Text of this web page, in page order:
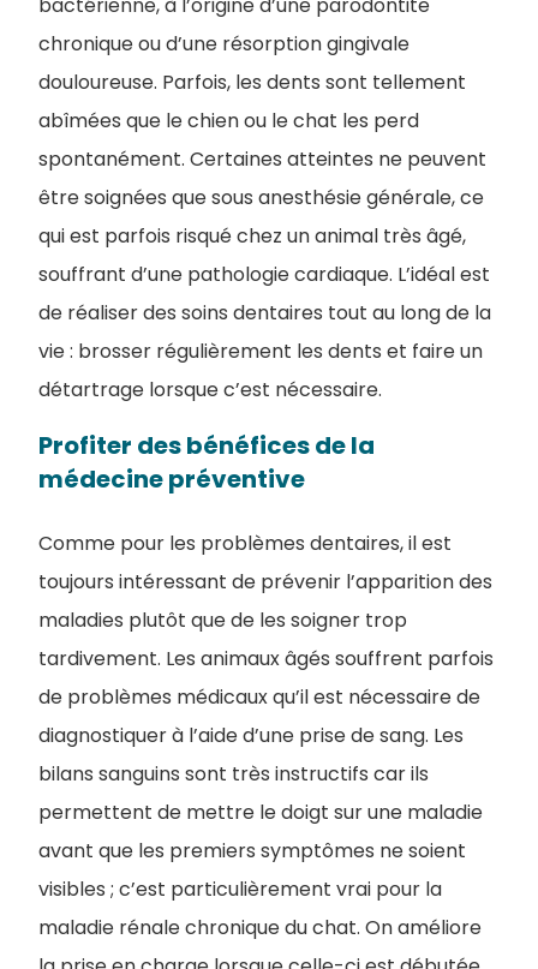
chronique ou d’une résorption gingivale
douloureuse. Parfois, les dents sont tellement
abîmées que le chien ou le chat les perd
spontanément. Certaines atteintes ne peuvent
être soignées que sous anesthésie générale, ce
qui est parfois risqué chez un animal très âgé,
souffrant d’une pathologie cardiaque. L’idéal est
de réaliser des soins dentaires tout au long de la
vie : brosser régulièrement les dents et faire un
détartrage lorsque c’est nécessaire.
Profiter des bénéfices de la
médecine préventive
Comme pour les problèmes dentaires, il est
toujours intéressant de prévenir l’apparition des
maladies plutôt que de les soigner trop
tardivement. Les animaux âgés souffrent parfois
de problèmes médicaux qu’il est nécessaire de
diagnostiquer à l’aide d’une prise de sang. Les
bilans sanguins sont très instructifs car ils
permettent de mettre le doigt sur une maladie
avant que les premiers symptômes ne soient
visibles ; c’est particulièrement vrai pour la
maladie rénale chronique du chat. On améliore